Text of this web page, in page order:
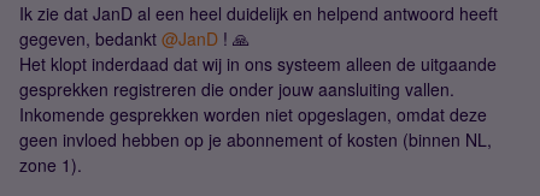
Ik zie dat JanD al een heel duidelijk en helpend antwoord heeft
gegeven, bedankt ​ @JanD ! 🙏
Het klopt inderdaad dat wij in ons systeem alleen de uitgaande
gesprekken registreren die onder jouw aansluiting vallen.
Inkomende gesprekken worden niet opgeslagen, omdat deze
geen invloed hebben op je abonnement of kosten (binnen NL,
zone 1).